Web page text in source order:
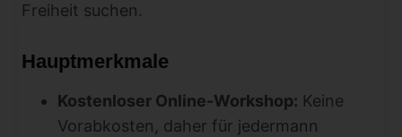
Freiheit suchen.
Hauptmerkmale
Kostenloser Online-Workshop: Keine
Vorabkosten, daher für jedermann